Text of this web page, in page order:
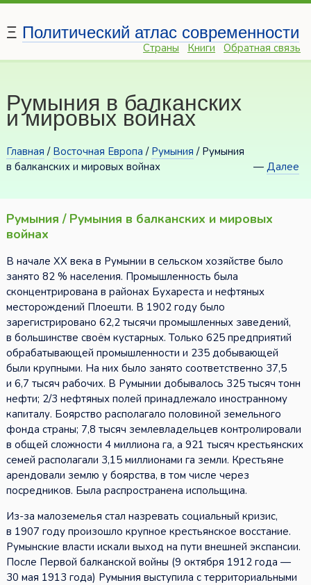
Ξ Политический атлас современности
Страны Книги Обратная связь
Румыния в балканских
и мировых войнах
Главная / Восточная Европа / Румыния / Румыния
в балканских и мировых войнах
—Далее
Румыния / Румыния в балканских и мировых
войнах
В начале XX века в Румынии в сельском хозяйстве было
занято 82 % населения. Промышленность была
сконцентрирована в районах Бухареста и нефтяных
месторождений Плоешти. В 1902 году было
зарегистрировано 62,2 тысячи промышленных заведений,
в большинстве своём кустарных. Только 625 предприятий
обрабатывающей промышленности и 235 добывающей
были крупными. На них было занято соответственно 37,5
и 6,7 тысяч рабочих. В Румынии добывалось 325 тысяч тонн
нефти; 2/3 нефтяных полей принадлежало иностранному
капиталу. Боярство располагало половиной земельного
фонда страны; 7,8 тысяч землевладельцев контролировали
в общей сложности 4 миллиона га, а 921 тысяч крестьянских
семей располагали 3,15 миллионами га земли. Крестьяне
арендовали землю у боярства, в том числе через
посредников. Была распространена испольщина.
Из-за малоземелья стал назревать социальный кризис,
в 1907 году произошло крупное крестьянское восстание.
Румынские власти искали выход на пути внешней экспансии.
После Первой балканской войны (9 октября 1912 года —
30 мая 1913 года) Румыния выступила с территориальными